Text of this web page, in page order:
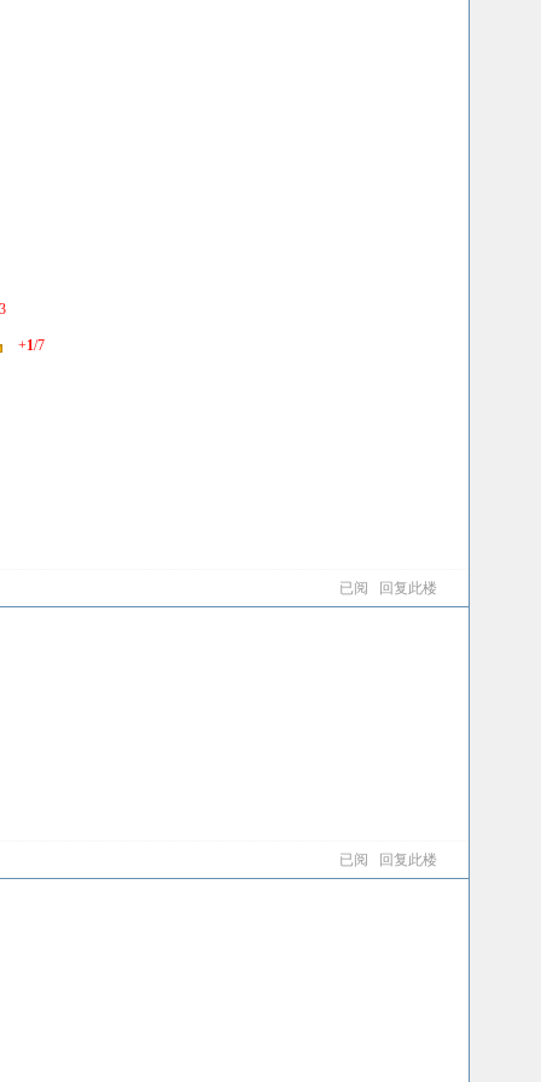
+1/7
已阅 回复此楼
已阅 回复此楼